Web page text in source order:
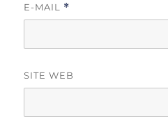
E-MAIL *
SITE WEB